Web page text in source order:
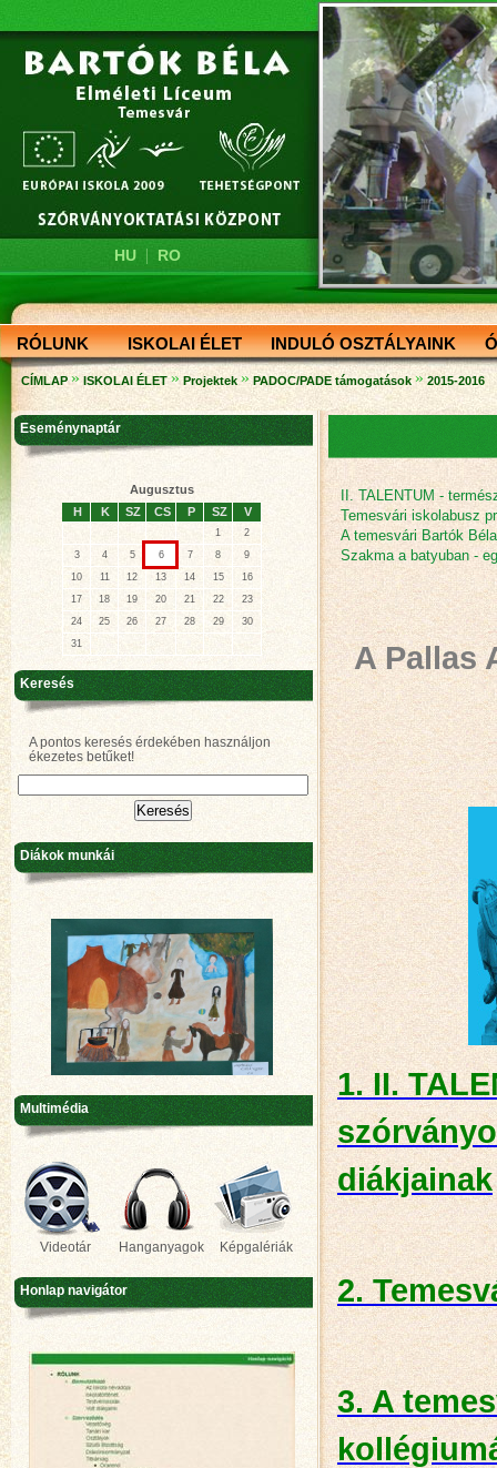
HU| RO
RÓLUNK ISKOLAI ÉLET INDULÓ OSZTÁLYAINK
CÍMLAP » ISKOLAI ÉLET » Projektek » PADOC/PADE támogatások » 2015-2016
II. TALENTUM -
Temesvári iskolabusz
A temesvári Bartók
Szakma a batyuban -
A Pallas
1. II.
diákjainak
2.
3. A
Eseménynaptár
Augusztus
H
K SZ CS P SZ V
1
2
3
4 5 6 7 8
9
10
11 12 13 14 15
16
17
18 19 20 21 22
23
24
25 26 27 28 29
30
31
Keresés
A pontos keresés érdekében használjon
ékezetes betűket!
Diákok munkái
Multimédia
Videotár Hanganyagok Képgalériák
Honlap navigátor